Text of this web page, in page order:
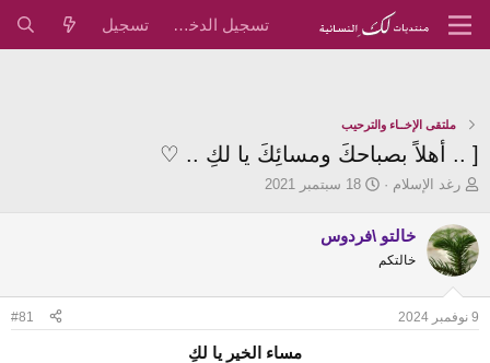
تسجيل الدخول تسجيل
ملتقى الإخــاء والترحيب
[ .. أهلاً بصباحكَ ومسائِكَ يا لكِ .. ♡
ب
د
ئ
ا
ل
و
رغد الإسلام
ت
ي
ل
18 سبتمبر 2021
خالتو \فردوس
خالتكم
9 نوفمبر 2024 #81
مساء الخير يا لكِ